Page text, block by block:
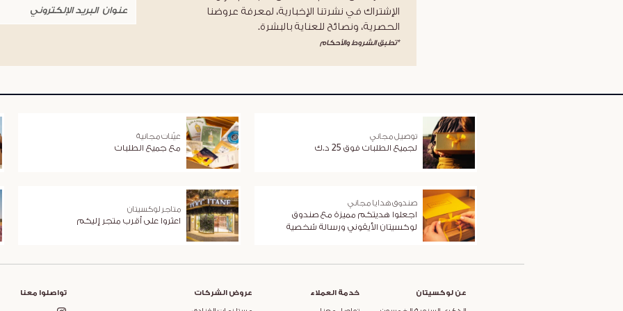
الإشتراك في نشرتنا الإخبارية، لمعرفة عروضنا
الحصرية، ونصائح للعناية بالبشرة.
*تطبق الشروط والأحكام
توصيل مجاني
لجميع الطلبات فوق 25 د.ك
عيّنات مجانية
مع جميع الطلبات
صندوق هدايا مجاني
اجعلوا هديتكم مميزة مع صندوق
لوكسيتان الأيقوني ورسالة شخصية
متاجر لوكسيتان
اعثروا على أقرب متجر إليكم
عن لوكسيتان خدمة العملاء عروض الشركات تواصلوا معنا